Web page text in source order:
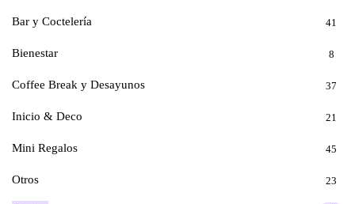
Bar y Coctelería 41
Bienestar 8
Coffee Break y Desayunos 37
Inicio & Deco 21
Mini Regalos 45
Otros 23